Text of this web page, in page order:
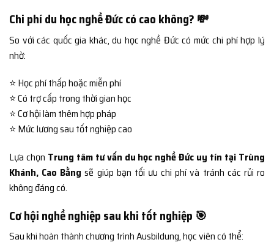
Chi phí du học nghề Đức có cao không? 💸
So với các quốc gia khác, du học nghề Đức có mức chi phí hợp lý
nhờ:
⭐ Học phí thấp hoặc miễn phí
⭐ Có trợ cấp trong thời gian học
⭐ Cơ hội làm thêm hợp pháp
⭐ Mức lương sau tốt nghiệp cao
Lựa chọn Trung tâm tư vấn du học nghề Đức uy tín tại Trùng
Khánh, Cao Bằng sẽ giúp bạn tối ưu chi phí và tránh các rủi ro
không đáng có.
Cơ hội nghề nghiệp sau khi tốt nghiệp 🎯
Sau khi hoàn thành chương trình Ausbildung, học viên có thể: